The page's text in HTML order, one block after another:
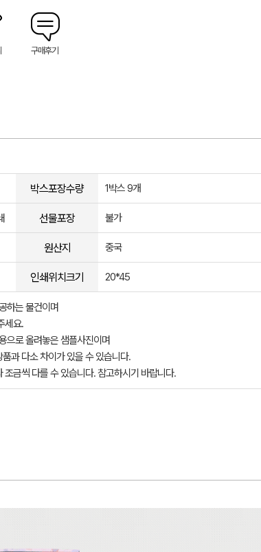
구매후기
박스포장수량 1박스 9개
선물포장 불가
원산지 중국
인쇄위치크기 20*45
하는 물건이며
세요.
으로 올려놓은 샘플사진이며
과 다소 차이가 있을 수 있습니다.
금씩 다를 수 있습니다. 참고하시기 바랍니다.